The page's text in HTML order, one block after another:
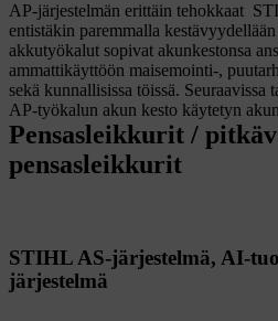
AP-järjestelmän erittäin tehokkaat
entistäkin paremmalla
akkutyökalut sopivat akunkestonsa
ammattikäyttöön maisemointi-,
sekä kunnallisissa töissä.
AP-työkalun akun kesto käytetyn
Pensasleikkurit /
pensasleikkurit
STIHL AS-järjestelmä, AI-
järjestelmä